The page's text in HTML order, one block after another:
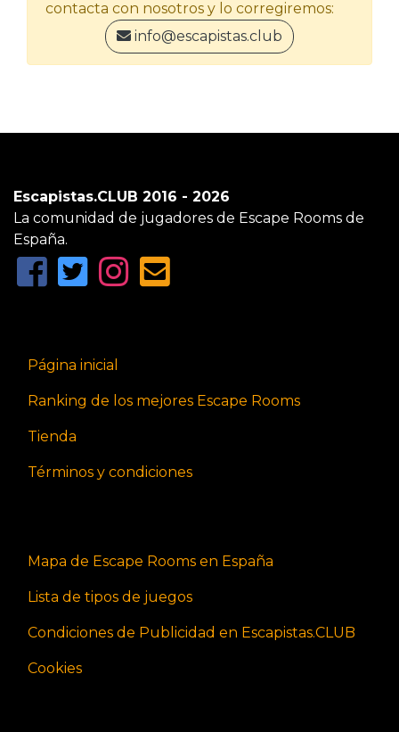
contacta con nosotros y lo corregiremos:
info@escapistas.club
Escapistas.CLUB 2016 - 2026
La comunidad de jugadores de Escape Rooms de
España.
Página inicial
Ranking de los mejores Escape Rooms
Tienda
Términos y condiciones
Mapa de Escape Rooms en España
Lista de tipos de juegos
Condiciones de Publicidad en Escapistas.CLUB
Cookies